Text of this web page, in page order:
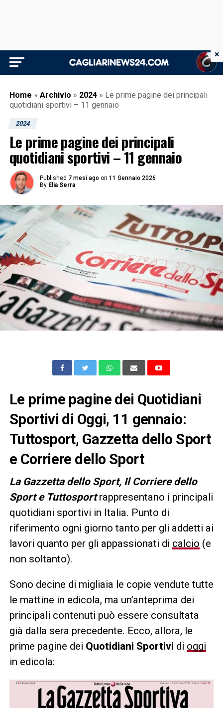
Home » Archivio » 2024 » Le prime pagine dei principali
quotidiani sportivi – 11 gennaio
2024
Le prime pagine dei principali
quotidiani sportivi – 11 gennaio
Published 7 mesi ago on 11 Gennaio 2026
By Elia Serra
Le prime pagine dei Quotidiani
Sportivi di Oggi, 11 gennaio:
Tuttosport, Gazzetta dello Sport
e Corriere dello Sport
La Gazzetta dello Sport, Il Corriere dello
Sport e Tuttosportrappresentano i principali
quotidiani sportivi in Italia. Punto di
riferimento ogni giorno tanto per gli addetti ai
lavori quanto per gli appassionati di calcio (e
non soltanto).
Sono decine di migliaia le copie vendute tutte
le mattine in edicola, ma un’anteprima dei
principali contenuti può essere consultata
già dalla sera precedente. Ecco, allora, le
prime pagine dei Quotidiani Sportivi di oggi
in edicola:
×